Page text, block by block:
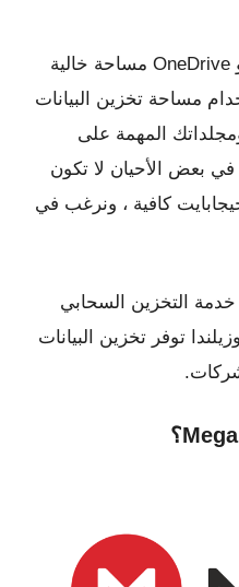
يوفر كل من Google Drive و OneDrive مساحة خالية
مساحة تخزين البيانات
المهمة على
في بعض الأحيان لا تكون
التخزين التي تبلغ 5 جيجابايت كافية ، ونرغب في
خدمة التخزين السحابي
توفر تخزين البيانات